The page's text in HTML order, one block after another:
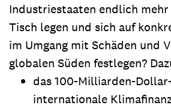
Industriestaaten endlich mehr
Tisch legen und sich auf
im Umgang mit Schäden und
globalen Süden festlegen?
das 100-Milliarden-
internationale